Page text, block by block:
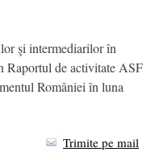
şi intermediarilor în
Raportul de activitate ASF
României în luna
Trimite pe mail